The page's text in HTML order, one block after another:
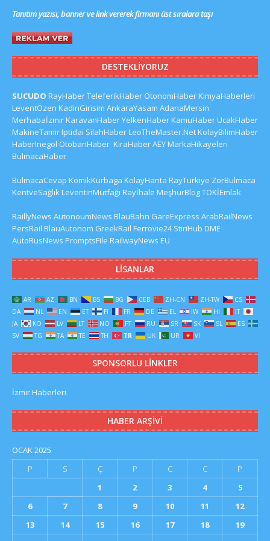
Tanıtım yazısı, banner ve link vererek firmanı üst sıralara taşı
DESTEKLIYORUZ
SUCUDO RayHaberTeleferikHaber OtonomHaberKimyaHaberleri
LeventÖzen KadinGirisim AnkaraYasam AdanaMersin
MerhabaİzmirKaravanHaberYelkenHaberKamuHaberUcakHaber
MakineTamirIptidai SilahHaberLeoTheMaster.NetKolayBilimHaber
HaberInegol OtobanHaber KiraHaberAEYMarkaHikayeleri
BulmacaHaber
BulmacaCevap KomikKurbaga KolayHarita RayTurkiye ZorBulmaca
KentveSağlıkLeventinMutfağı Rayİhale MeşhurBlogTOKİEmlak
RaillyNews AutonoumNews BlauBahn GareExpress ArabRailNews
PersRail BlauAutonom GreekRail Ferrovie24 StiriHub DME
AutoRusNews PromptsFile RailwayNews EU
LISANLAR
AR AZ BN BS BG CEB ZH-CN ZH-TW
CS
DA
NL EN ET FI FR DE EL IW HI
IT
JA
KO LV LT NO PT RU SR SK SL
ES
SV
TG TA TE TH TR UK UR VI
SPONSORLU LINKLER
İzmir Haberleri
HABER ARŞIVI
OCAK 2025
P
S Ç P C C
P
1
2 3 4
5
6
7 8 9 10 11
12
13
14 15 16 17 18
19